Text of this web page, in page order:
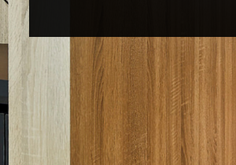
Vul je zoekterm in en druk op enter.